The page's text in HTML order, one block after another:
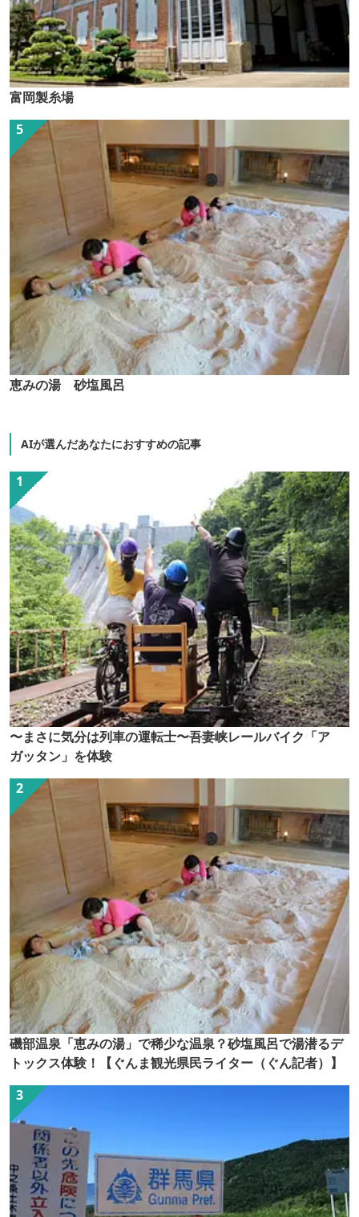
富岡製糸場
恵みの湯 砂塩風呂
AIが選んだあなたにおすすめの記事
〜まさに気分は列車の運転士〜吾妻峡レールバイク「ア
ガッタン」を体験
磯部温泉「恵みの湯」で稀少な温泉？砂塩風呂で湯潜るデ
トックス体験！【ぐんま観光県民ライター（ぐん記者）】